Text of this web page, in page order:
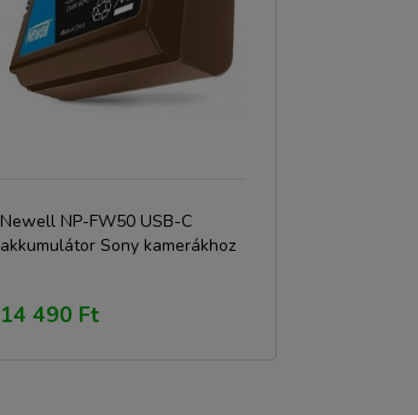
Newell NP-FW50 USB-C
akkumulátor Sony kamerákhoz
14 490 Ft